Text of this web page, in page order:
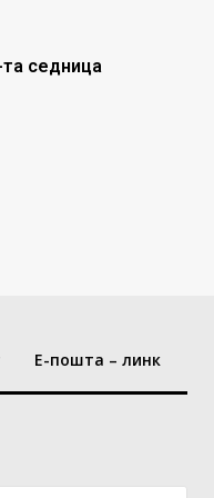
седница
Е-пошта – линк